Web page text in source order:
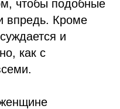
чтобы подобные
впредь. Кроме
и
как с